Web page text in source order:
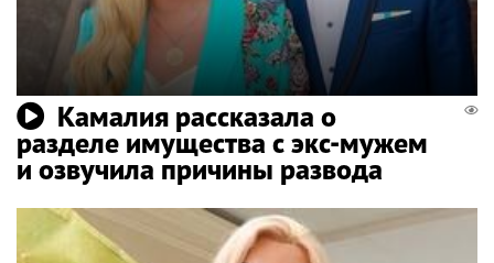
Камалия рассказала о
разделе имущества с экс-мужем
и озвучила причины развода